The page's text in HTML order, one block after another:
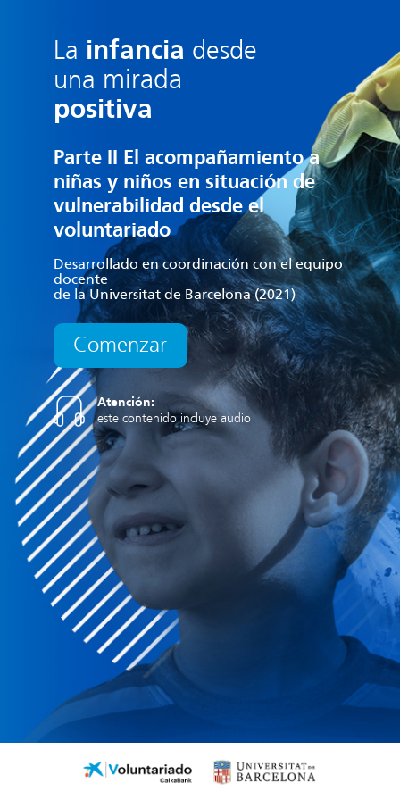
La infancia desde
una mirada
positiva
Parte II El acompañamiento a
niñas y niños en situación de
vulnerabilidad desde el
voluntariado
Desarrollado en coordinación con el equipo
docente
de la Universitat de Barcelona (2021)
Comenzar
Atención:
este contenido incluye audio